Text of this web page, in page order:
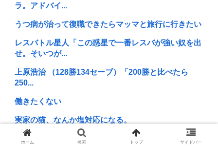
ラ。アドバイ...
うつ病が治って復職できたらマッマと旅行に行きたい
レスバトル星人「この惑星で一番レスバが強い奴を出
せ。そいつが...
上原浩治 （128勝134セーブ）「200勝と比べたら
250...
働きたくない
実家の猫、なんか塩対応になる。
「そば（うどん）+いなり寿司」ってセットをあまり
ホーム 検索 トップ サイドバー